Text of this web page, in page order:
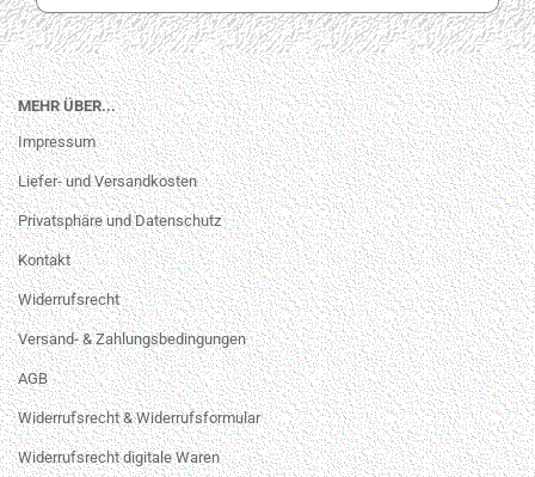
MEHR ÜBER...
Impressum
Liefer- und Versandkosten
Privatsphäre und Datenschutz
Kontakt
Widerrufsrecht
Versand- & Zahlungsbedingungen
AGB
Widerrufsrecht & Widerrufsformular
Widerrufsrecht digitale Waren